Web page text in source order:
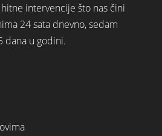
intervencije što nas čini
24 sata dnevno, sedam
dana u godini.